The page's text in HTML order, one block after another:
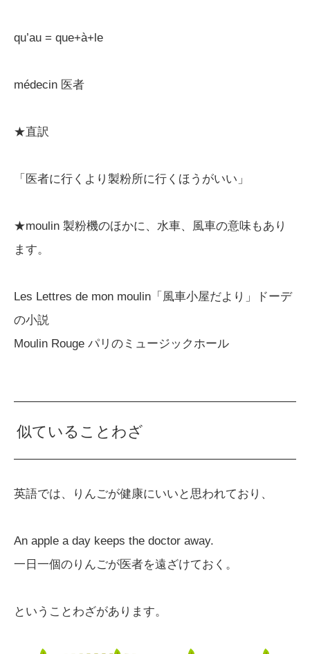
qu’au = que+à+le
médecin 医者
★直訳
「医者に行くより製粉所に行くほうがいい」
★moulin 製粉機のほかに、水車、風車の意味もあり
ます。
Les Lettres de mon moulin「風車小屋だより」ドーデ
の小説
Moulin Rouge パリのミュージックホール
似ていることわざ
英語では、りんごが健康にいいと思われており、
An apple a day keeps the doctor away.
一日一個のりんごが医者を遠ざけておく。
ということわざがあります。